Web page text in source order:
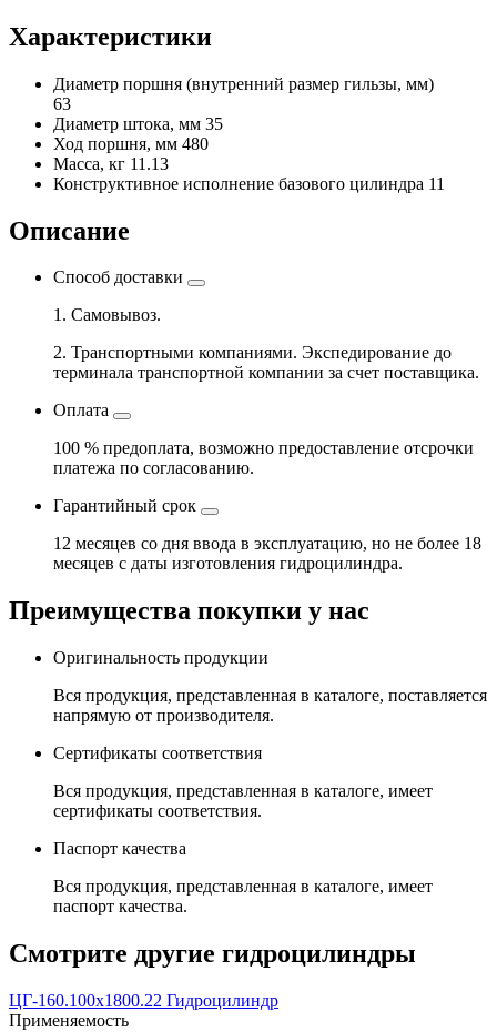
Характеристики
Диаметр поршня (внутренний размер гильзы, мм)
63
Диаметр штока, мм 35
Ход поршня, мм 480
Масса, кг 11.13
Конструктивное исполнение базового цилиндра 11
Описание
Способ доставки
1. Самовывоз.
2. Транспортными компаниями. Экспедирование до
терминала транспортной компании за счет поставщика.
Оплата
100 % предоплата, возможно предоставление отсрочки
платежа по согласованию.
Гарантийный срок
12 месяцев со дня ввода в эксплуатацию, но не более 18
месяцев с даты изготовления гидроцилиндра.
Преимущества покупки у нас
Оригинальность продукции
Вся продукция, представленная в каталоге, поставляется
напрямую от производителя.
Сертификаты соответствия
Вся продукция, представленная в каталоге, имеет
сертификаты соответствия.
Паспорт качества
Вся продукция, представленная в каталоге, имеет
паспорт качества.
Смотрите другие гидроцилиндры
ЦГ-160.100х1800.22 Гидроцилиндр
Применяемость